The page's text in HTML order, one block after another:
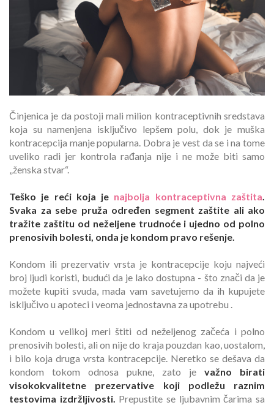
Činjenica je da postoji mali milion kontraceptivnih sredstava
koja su namenjena isključivo lepšem polu, dok je muška
kontracepcija manje popularna. Dobra je vest da se i na tome
uveliko radi jer kontrola rađanja nije i ne može biti samo
„ženska stvar“.
Teško je reći koja je najbolja kontraceptivna zaštita
Svaka za sebe pruža određen segment zaštite ali ako
tražite zaštitu od neželjene trudnoće i ujedno od polno
prenosivih bolesti, onda je kondom pravo rešenje.
Kondom ili prezervativ vrsta je kontracepcije koju najveći
broj ljudi koristi, budući da je lako dostupna - što znači da je
možete kupiti svuda, mada vam savetujemo da ih kupujete
isključivo u apoteci i veoma jednostavna za upotrebu .
Kondom u velikoj meri štiti od neželjenog začeća i polno
prenosivih bolesti, ali on nije do kraja pouzdan kao, uostalom,
i bilo koja druga vrsta kontracepcije. Neretko se dešava da
kondom tokom odnosa pukne, zato je važno birati
visokokvalitetne prezervative koji podležu raznim
testovima izdržljivosti. Prepustite se ljubavnim čarima sa